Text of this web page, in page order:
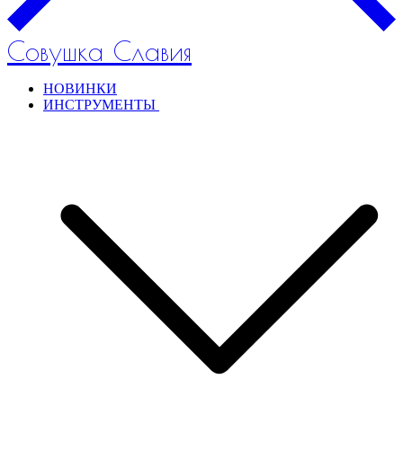
Совушка Славия
НОВИНКИ
ИНСТРУМЕНТЫ